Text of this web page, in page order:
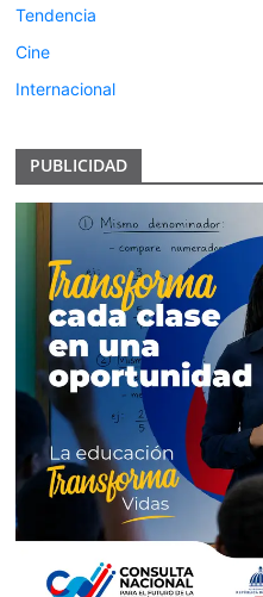
Tendencia
Cine
Internacional
PUBLICIDAD